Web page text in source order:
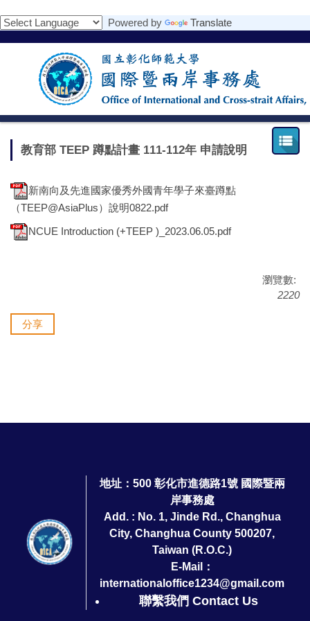
到
主
Powered by Translate
教育部 TEEP 蹲點計畫 111-112年 申請說明
新南向及先進國家優秀外國青年學子來臺蹲點
（TEEP@AsiaPlus）說明0822.pdf
NCUE Introduction (+TEEP )_2023.06.05.pdf
瀏覽數:
2220
分享
地址：500 彰化市進德路1號 國際暨兩
岸事務處
Add. : No. 1, Jinde Rd., Changhua
City, Changhua County 500207,
Taiwan (R.O.C.)
E-Mail：
internationaloffice1234@gmail.com
聯繫我們 Contact Us